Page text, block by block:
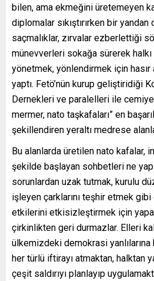
bilen, ama ekmeğini üretemeyen
diplomalar sıkıştırırken bir
saçmalıklar, zırvalar ezberlettiği
münevverleri sokağa sürerek halkı
yönetmek, yönlendirmek için hasır
yaptı. Fetö’nün kurup geliştiridiği
Dernekleri ve paralelleri ile
mermer, nato taşkafaları” en
şekillendiren yeraltı medrese
Bu alanlarda üretilen nato kafalar,
şekilde başlayan sohbetleri ne
sorunlardan uzak tutmak, kurulu
işleyen çarklarını teşhir etmek gibi
etkilerini etkisizleştirmek için
çirkinlikten geri durmazlar. Elleri
ülkemizdeki demokrasi yanlılarına
her türlü iftirayı atmaktan, halktan
çeşit saldırıyı planlayıp